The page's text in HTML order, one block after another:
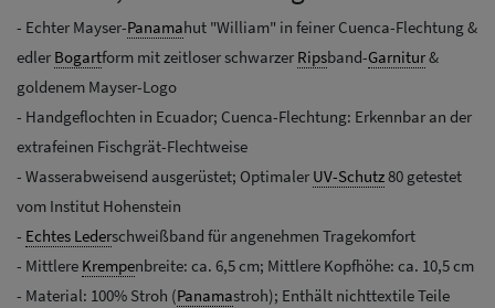
- Echter Mayser-Panamahut "William" in feiner Cuenca-Flechtung &
edler Bogartform mit zeitloser schwarzer Ripsband-Garnitur&
goldenem Mayser-Logo
- Handgeflochten in Ecuador; Cuenca-Flechtung: Erkennbar an der
extrafeinen Fischgrät-Flechtweise
- Wasserabweisend ausgerüstet; Optimaler UV-Schutz80 getestet
vom Institut Hohenstein
- Echtes Lederschweißband für angenehmen Tragekomfort
- Mittlere Krempenbreite: ca. 6,5 cm; Mittlere Kopfhöhe: ca. 10,5 cm
- Material: 100% Stroh (Panamastroh); Enthält nichttextile Teile